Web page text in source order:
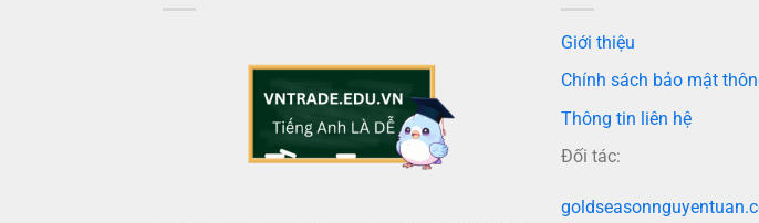
Giới thiệu
Chính sách bảo mật
Thông tin liên hệ
Đối tác: